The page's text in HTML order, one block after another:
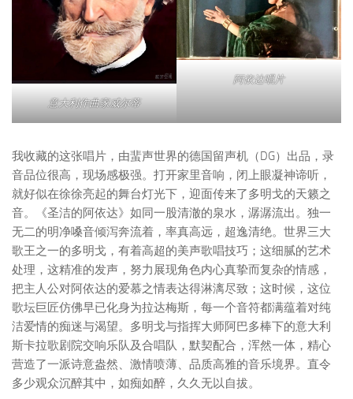
意大利作曲家威尔蒂
阿依达唱片
我收藏的这张唱片，由蜚声世界的德国留声机（DG）出品，录
音品位很高，现场感极强。打开家里音响，闭上眼凝神谛听，
就好似在徐徐亮起的舞台灯光下，迎面传来了多明戈的天籁之
音。《圣洁的阿依达》如同一股清澈的泉水，潺潺流出。独一
无二的明净嗓音倾泻奔流着，率真高远，超逸清绝。世界三大
歌王之一的多明戈，有着高超的美声歌唱技巧；这细腻的艺术
处理，这精准的发声，努力展现角色内心真挚而复杂的情感，
把主人公对阿依达的爱慕之情表达得淋漓尽致；这时候，这位
歌坛巨匠仿佛早已化身为拉达梅斯，每一个音符都满蕴着对纯
洁爱情的痴迷与渴望。多明戈与指挥大师阿巴多棒下的意大利
斯卡拉歌剧院交响乐队及合唱队，默契配合，浑然一体，精心
营造了一派诗意盎然、激情喷薄、品质高雅的音乐境界。直令
多少观众沉醉其中，如痴如醉，久久无以自拔。